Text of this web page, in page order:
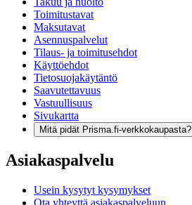
Toimitustavat
Maksutavat
Asennuspalvelut
Tilaus- ja toimitusehdot
Käyttöehdot
Tietosuojakäytäntö
Saavutettavuus
Vastuullisuus
Sivukartta
Mitä pidät Prisma.fi-verkkokaupasta?
Asiakaspalvelu
Usein kysytyt kysymykset
Ota yhteyttä asiakaspalveluun